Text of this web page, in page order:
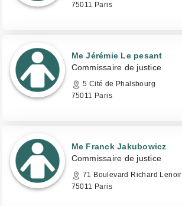
75011 Paris
Me Jérémie Le pesant
Commissaire de justice
5 Cité de Phalsbourg
75011 Paris
Me Franck Jakubowicz
Commissaire de justice
71 Boulevard Richard Lenoir
75011 Paris